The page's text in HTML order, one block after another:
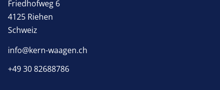
Friedhofweg 6
4125 Riehen
Schweiz
info@kern-waagen.ch
+49 30 82688786